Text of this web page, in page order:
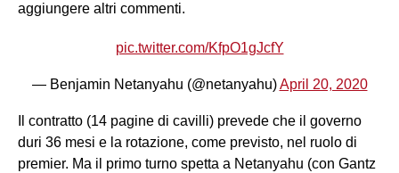
aggiungere altri commenti.
pic.twitter.com/KfpO1gJcfY
— Benjamin Netanyahu (@netanyahu)April 20, 2020
Il contratto (14 pagine di cavilli) prevede che il governo
duri 36 mesi e la rotazione, come previsto, nel ruolo di
premier. Ma il primo turno spetta a Netanyahu (con Gantz